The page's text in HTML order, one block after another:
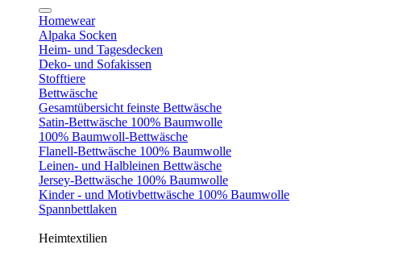
Homewear
Alpaka Socken
Heim- und Tagesdecken
Deko- und Sofakissen
Stofftiere
Bettwäsche
Gesamtübersicht feinste Bettwäsche
Satin-Bettwäsche 100% Baumwolle
100% Baumwoll-Bettwäsche
Flanell-Bettwäsche 100% Baumwolle
Leinen- und Halbleinen Bettwäsche
Jersey-Bettwäsche 100% Baumwolle
Kinder - und Motivbettwäsche 100% Baumwolle
Spannbettlaken
Heimtextilien